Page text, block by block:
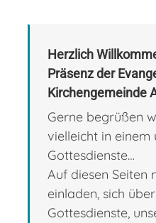
Herzlich
Präsenz der
Kirchengemeinde
Gerne begrüßen
vielleicht in einem
Gottesdienste…
Auf diesen Seiten
einladen, sich
Gottesdienste,